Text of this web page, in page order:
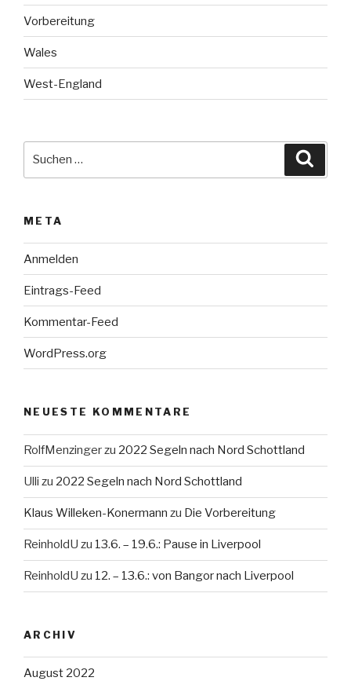
Vorbereitung
Wales
West-England
META
Anmelden
Eintrags-Feed
Kommentar-Feed
WordPress.org
NEUESTE KOMMENTARE
RolfMenzingerzu 2022 Segeln nach Nord Schottland
Ulli zu 2022 Segeln nach Nord Schottland
Klaus Willeken-Konermann zu Die Vorbereitung
ReinholdU zu 13.6. – 19.6.: Pause in Liverpool
ReinholdU zu 12. – 13.6.: von Bangor nach Liverpool
ARCHIV
August 2022